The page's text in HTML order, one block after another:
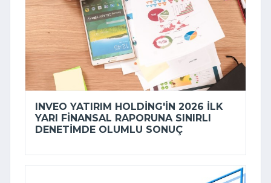
INVEO YATIRIM HOLDING'IN 2026 ILK
YARI FINANSAL RAPORUNA SINIRLI
DENETIMDE OLUMLU SONUÇ